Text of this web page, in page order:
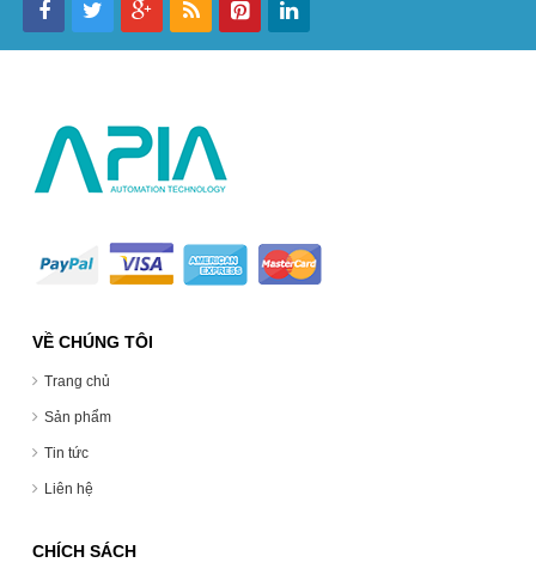
VỀ CHÚNG TÔI
Trang chủ
Sản phẩm
Tin tức
Liên hệ
CHÍCH SÁCH